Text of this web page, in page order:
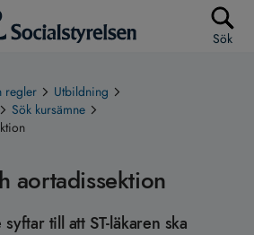
Sök
regler
Utbildning
Sök kursämne
aortadissektion
till att ST-läkaren ska